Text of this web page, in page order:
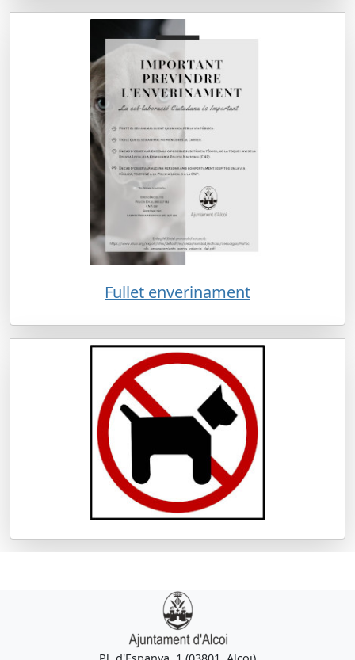
Fullet enverinament